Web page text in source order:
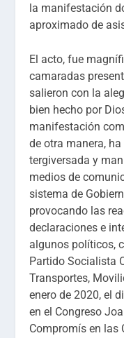
la manifestación
aproximado de
El acto, fue
camaradas
salieron con la
bien hecho por
manifestación
de otra manera,
tergiversada y
medios de
sistema de
provocando las
declaraciones e
algunos políticos,
Partido Socialista
Transportes,
enero de 2020, el
en el Congreso
Compromís en las